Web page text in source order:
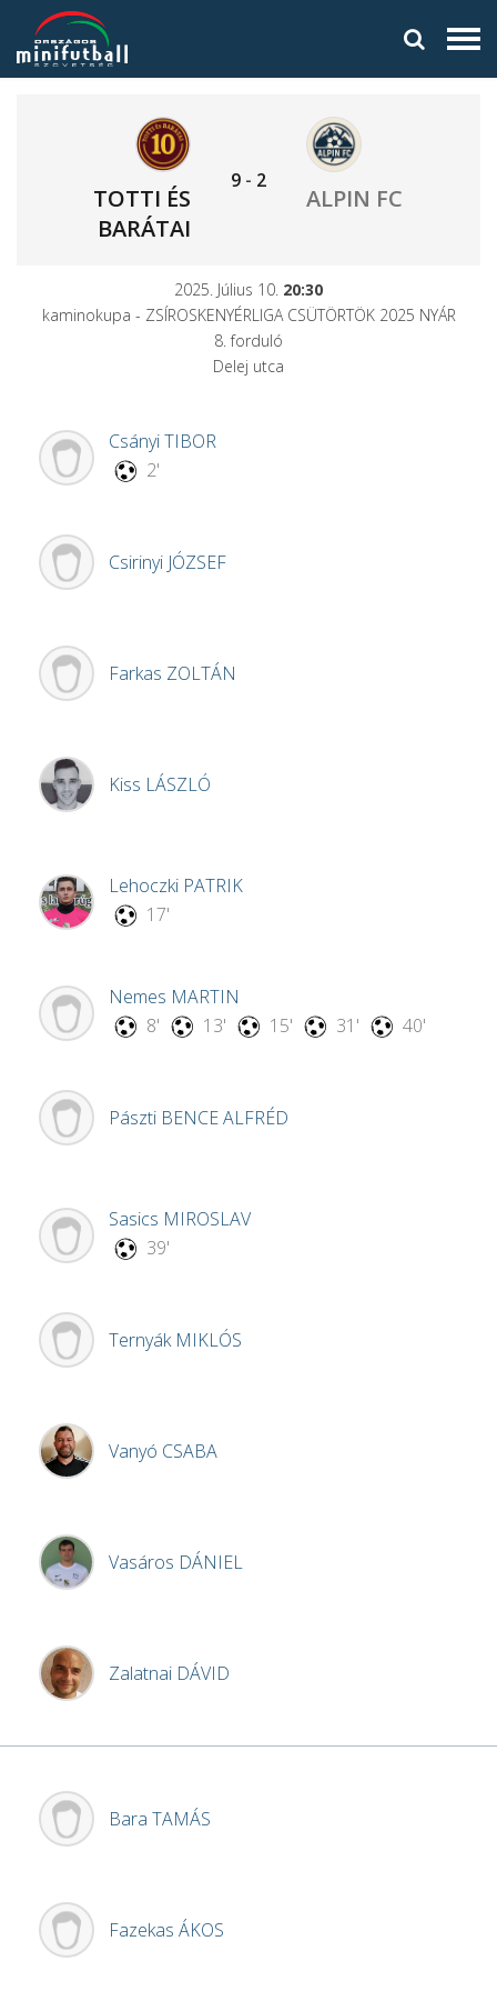
TOTTI ÉS
BARÁTAI
9- 2
ALPIN FC
2025. Július 10. 20:30
kaminokupa - ZSÍROSKENYÉRLIGA CSÜTÖRTÖK 2025 NYÁR
8. forduló
Delej utca
CsányiTIBOR
2'
Csirinyi JÓZSEF
Farkas ZOLTÁN
Kiss LÁSZLÓ
Lehoczki PATRIK
17'
Nemes MARTIN
8'
13' 15' 31' 40'
Pászti BENCE ALFRÉD
Sasics MIROSLAV
39'
Ternyák MIKLÓS
Vanyó CSABA
Vasáros DÁNIEL
Zalatnai DÁVID
Bara TAMÁS
Fazekas ÁKOS